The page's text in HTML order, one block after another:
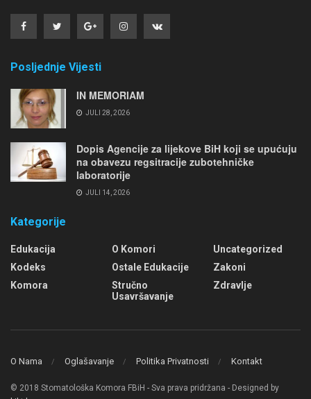
Posljednje Vijesti
IN MEMORIAM
JULI 28, 2026
Dopis Agencije za lijekove BiH koji se upućuju
na obavezu regsitracije zubotehničke
laboratorije
JULI 14, 2026
Kategorije
Edukacija
Kodeks
Komora
O Komori
Ostale Edukacije
Stručno
Usavršavanje
Uncategorized
Zakoni
Zdravlje
O Nama Oglašavanje Politika Privatnosti Kontakt
© 2018 Stomatološka Komora FBiH - Sva prava pridržana - Designed by